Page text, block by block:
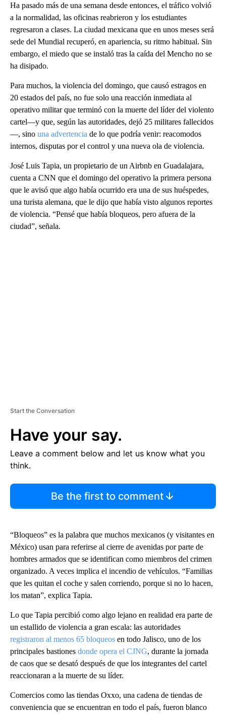
Ha pasado más de una semana desde entonces, el tráfico volvió
a la normalidad, las oficinas reabrieron y los estudiantes
regresaron a clases. La ciudad mexicana que en unos meses será
sede del Mundial recuperó, en apariencia, su ritmo habitual. Sin
embargo, el miedo que se instaló tras la caída del Mencho no se
ha disipado.
Para muchos, la violencia del domingo, que causó estragos en
20 estados del país, no fue solo una reacción inmediata al
operativo militar que terminó con la muerte del líder del violento
cartel—y que, según las autoridades, dejó 25 militares fallecidos
—, sino una advertencia de lo que podría venir: reacomodos
internos, disputas por el control y una nueva ola de violencia.
José Luis Tapia, un propietario de un Airbnb en Guadalajara,
cuenta a CNN que el domingo del operativo la primera persona
que le avisó que algo había ocurrido era una de sus huéspedes,
una turista alemana, que le dijo que había visto algunos reportes
de violencia. “Pensé que había bloqueos, pero afuera de la
ciudad”, señala.
Start the Conversation
Have your say.
Leave a comment below and let us know what you
think.
Be the first to comment
“Bloqueos” es la palabra que muchos mexicanos (y visitantes en
México) usan para referirse al cierre de avenidas por parte de
hombres armados que se identifican como miembros del crimen
organizado. A veces implica el incendio de vehículos. “Familias
que les quitan el coche y salen corriendo, porque si no lo hacen,
los matan”, explica Tapia.
Lo que Tapia percibió como algo lejano en realidad era parte de
un estallido de violencia a gran escala: las autoridades
registraron al menos 65 bloqueos en todo Jalisco, uno de los
principales bastiones donde opera el CJNG, durante la jornada
de caos que se desató después de que los integrantes del cartel
reaccionaran a la muerte de su líder.
Comercios como las tiendas Oxxo, una cadena de tiendas de
conveniencia que se encuentran en todo el país, fueron blanco